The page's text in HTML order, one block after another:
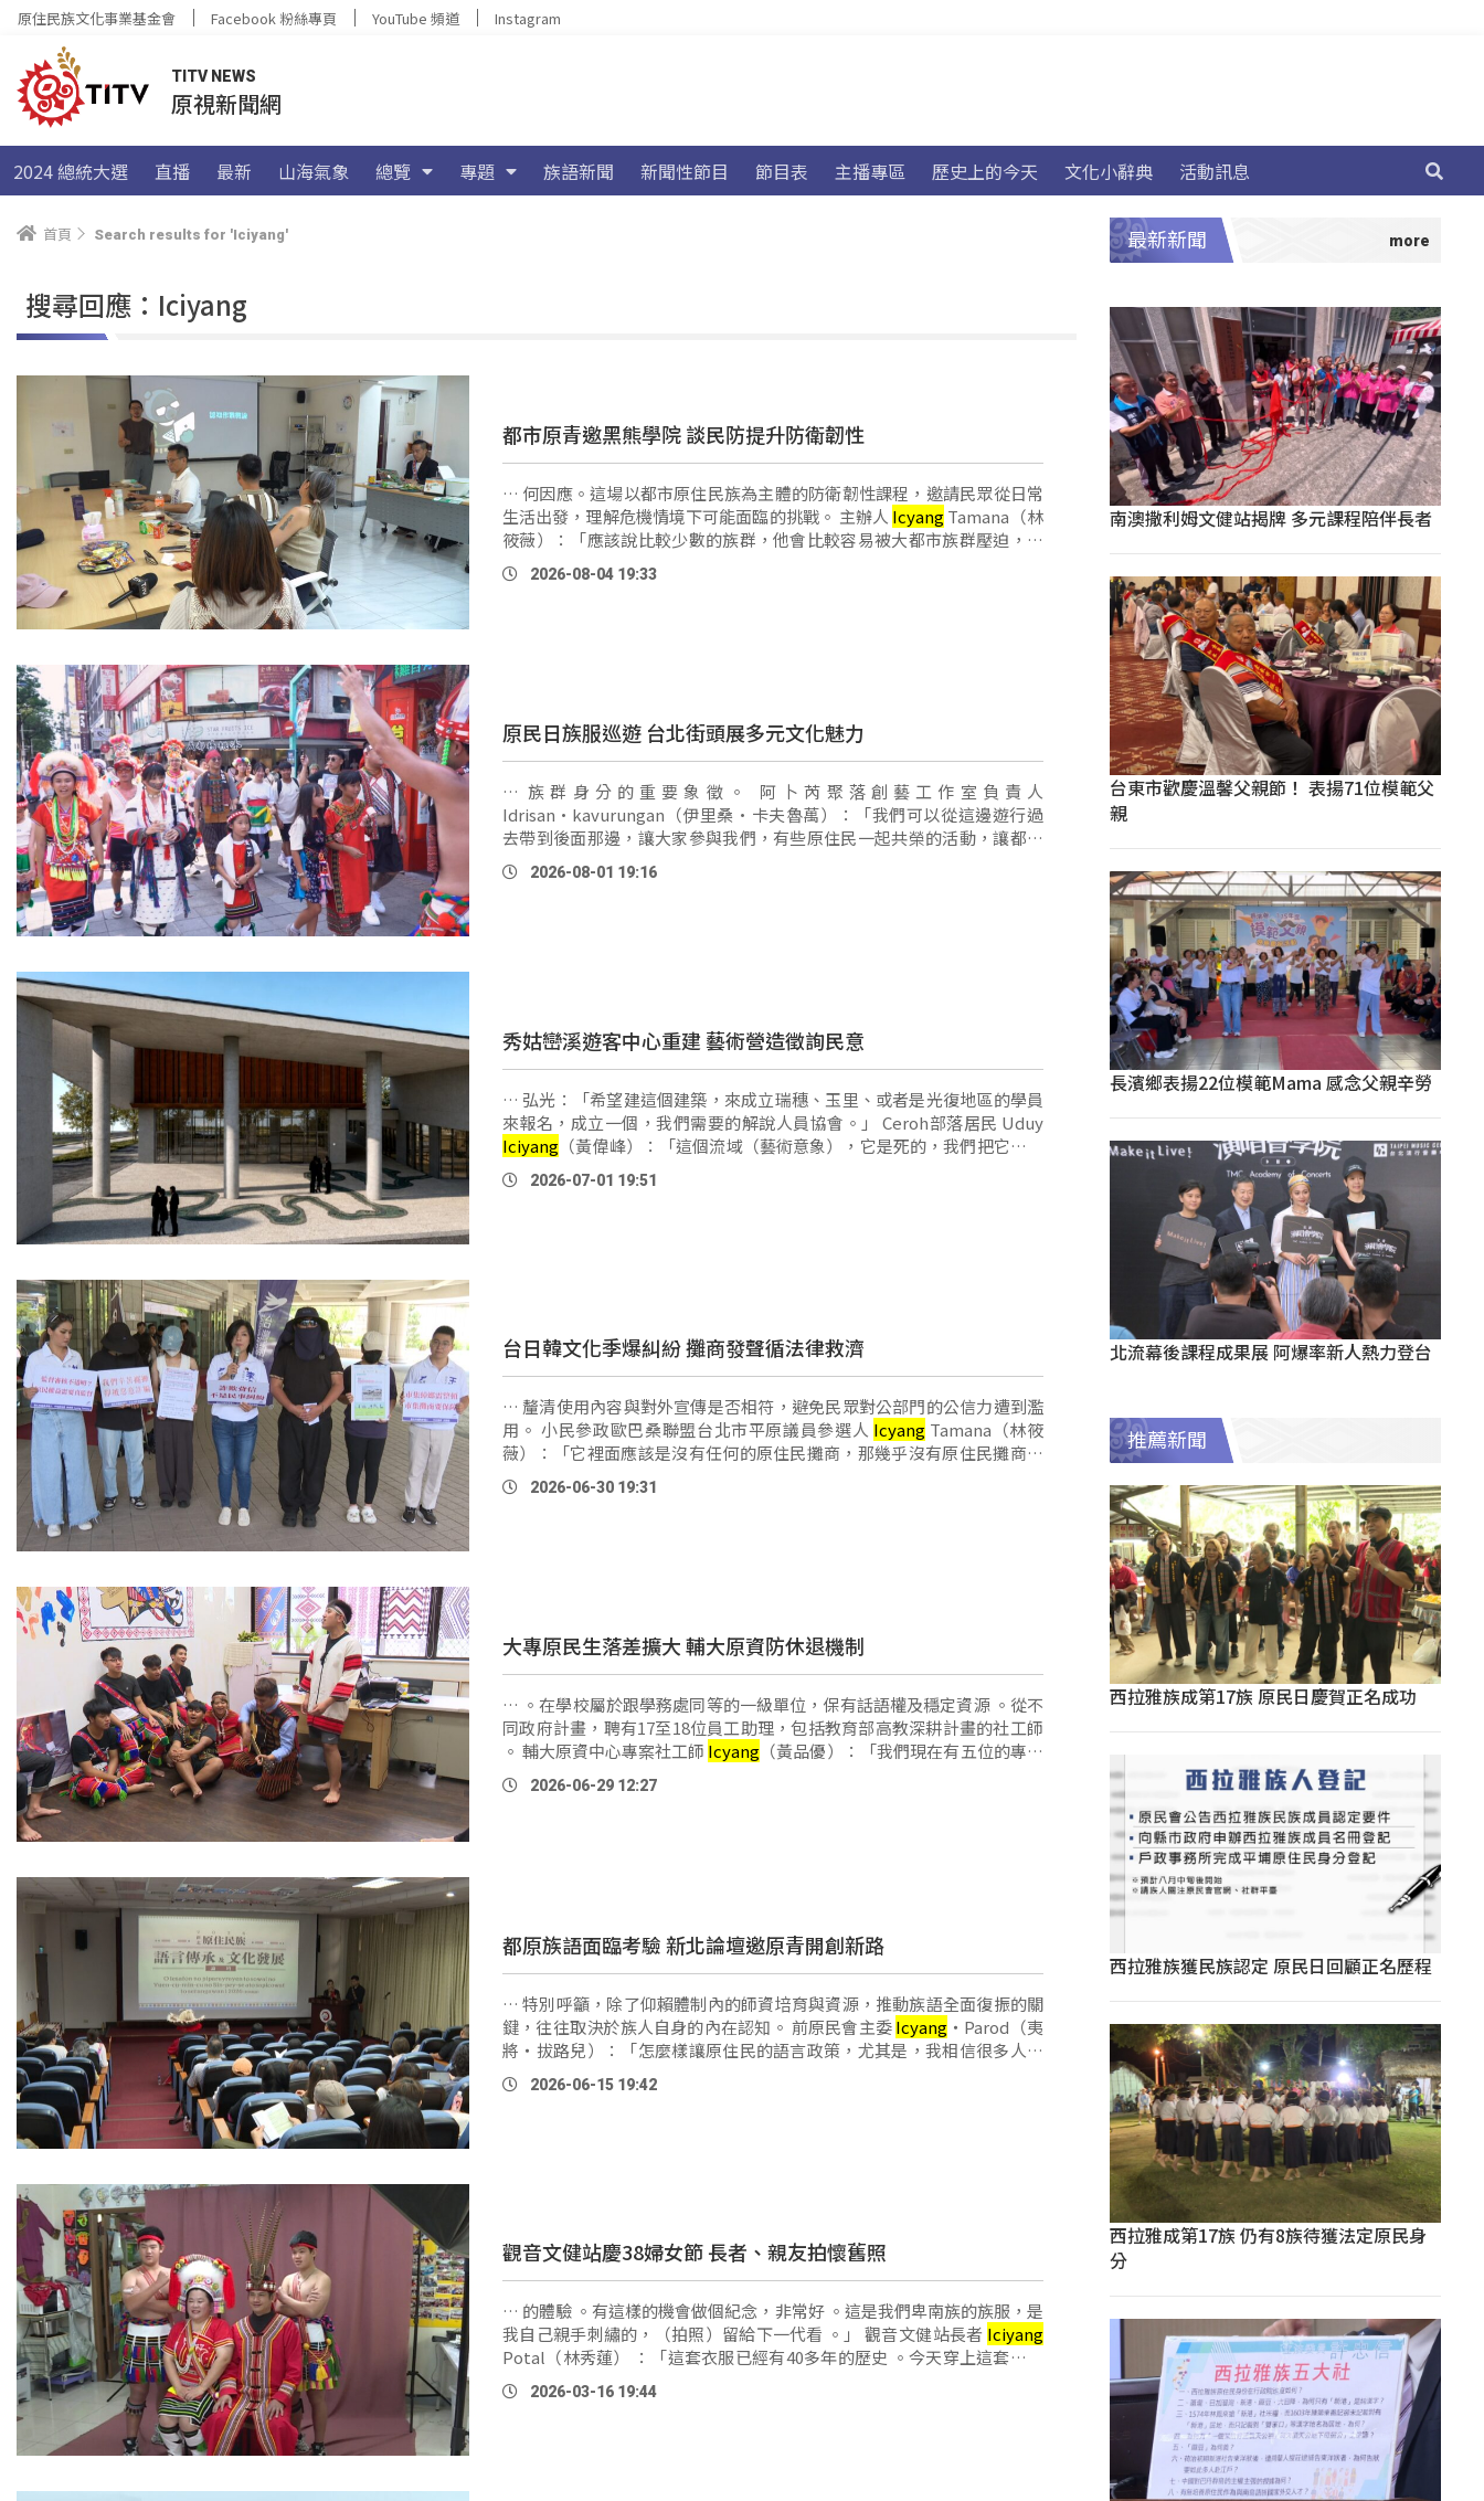
原住民族文化事業基金會 Facebook 粉絲專頁 YouTube 頻道 Instagram
TITV NEWS
原視新聞網
2024 總統大選 直播 最新 山海氣象 總覽 專題 族語新聞 新聞性節目 節目表 主播專區 歷史上的今天 文化小辭典 活動訊息
首頁 Search results for 'Iciyang'
搜尋回應：Iciyang
都市原青邀黑熊學院 談民防提升防衛韌性
… 何因應。這場以都市原住民族為主體的防衛韌性課程，邀請民眾從日常
生活出發，理解危機情境下可能面臨的挑戰。 主辦人 IcyangTamana（林
筱薇）：「應該說比較少數的族群，他會比較容易被大都市族群壓迫，那
可能在真的有危機的時候，我們就可能成為另外 …
2026-08-04 19:33
原民日族服巡遊 台北街頭展多元文化魅力
… 族群身分的重要象徵。 阿卜芮聚落創藝工作室負責人
Idrisan·kavurungan（伊里桑·卡夫魯萬）：「我們可以從這邊遊行過
去帶到後面那邊，讓大家參與我們，有些原住民一起共榮的活動，讓都市
的原住民，或者是北漂的原住民，都會有一個地方可以一起參與。」 主持
人
Icyang
2026-08-01 19:16
秀姑巒溪遊客中心重建 藝術營造徵詢民意
… 弘光：「希望建這個建築，來成立瑞穗、玉里、或者是光復地區的學員
來報名，成立一個，我們需要的解說人員協會。」 Ceroh部落居民 Uduy
Iciyang （黃偉峰）：「這個流域（藝術意象），它是死的，我們把它弄成
活的可以嗎？就像天空步道那種，讓水真的會流，用透明玻璃。」 由於秀
姑 …2026-07-01 19:51
台日韓文化季爆糾紛 攤商發聲循法律救濟
… 釐清使用內容與對外宣傳是否相符，避免民眾對公部門的公信力遭到濫
用。 小民參政歐巴桑聯盟台北市平原議員參選人 Icyang Tamana（林筱
薇）：「它裡面應該是沒有任何的原住民攤商，那幾乎沒有原住民攤商，
為什麼可以使用原住民族的經濟特區？因為這 …
2026-06-30 19:31
大專原民生落差擴大 輔大原資防休退機制
… 。在學校屬於跟學務處同等的一級單位，保有話語權及穩定資源 。從不
同政府計畫，聘有17至18位員工助理，包括教育部高教深耕計畫的社工師
。 輔大原資中心專案社工師 Icyang （黃品優）：「我們現在有五位的專任
助理，就會分別負責二到三個院所，我們 …
2026-06-29 12:27
都原族語面臨考驗 新北論壇邀原青開創新路
… 特別呼籲，除了仰賴體制內的師資培育與資源，推動族語全面復振的關
鍵，往往取決於族人自身的內在認知。 前原民會主委Icyang ‧Parod（夷
將‧拔路兒）：「怎麼樣讓原住民的語言政策，尤其是，我相信很多人都
還不知道，其實我們的語言已經是國家的語言，我們 …
2026-06-15 19:42
觀音文健站慶38婦女節 長者、親友拍懷舊照
… 的體驗 。有這樣的機會做個紀念，非常好 。這是我們卑南族的族服，是
我自己親手刺繡的，（拍照）留給下一代看 。」 觀音文健站長者 Iciyang
Potal（林秀蓮） ：「這套衣服已經有40多年的歷史 。今天穿上這套衣服
2026-03-16 19:44
最新新聞
南澳撒利姆文健站揭牌 多元課程陪伴長者
台東市歡慶溫馨父親節！ 表揚71位模範父
親
長濱鄉表揚22位模範Mama 感念父親辛勞
北流幕後課程成果展 阿爆率新人熱力登台
推薦新聞
西拉雅族成第17族 原民日慶賀正名成功
西拉雅族獲民族認定 原民日回顧正名歷程
西拉雅成第17族 仍有8族待獲法定原民身
分